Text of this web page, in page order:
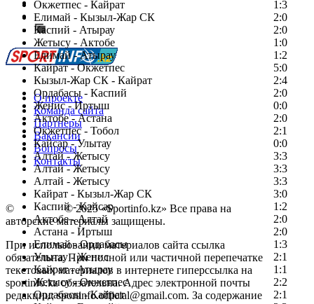
Окжетпес - Кайрат
1:3
Елимай - Кызыл-Жар СК
2:0
Каспий - Атырау
2:0
Жетысу - Актобе
1:0
Елимай - Атырау
1:2
Кайрат - Окжетпес
5:0
Кызыл-Жар СК - Кайрат
2:4
Ордабасы - Каспий
2:0
Женис - Иртыш
0:0
Актобе - Астана
2:0
Окжетпес - Тобол
2:1
Кайсар - Улытау
0:0
Алтай - Жетысу
3:3
Алтай - Жетысу
3:3
Алтай - Жетысу
3:3
Кайрат - Кызыл-Жар СК
3:0
Каспий - Кайсар
1:2
Актобе - Алтай
2:0
Астана - Иртыш
2:0
Елимай - Ордабасы
1:3
Улытау - Женис
2:1
Кайрат - Атырау
1:1
Жетысу - Окжетпес
2:2
Ордабасы - Кайрат
2:1
Есть идея?
Сообщить о мероприятии
Перейти на старый сайт
О проекте
Команда сайта
Партнеры
Вакансии
Вопросы
Контакты
© Copyright© 2025 «Sportinfo.kz» Все права на
авторские материалы защищены.
При использовании материалов сайта ссылка
обязательна. При полной или частичной перепечатке
текстовых материалов в интернете гиперссылка на
sportinfo.kz обязательна. Адрес электронной почты
редакции: sportinfo.official@gmail.com. За содержание